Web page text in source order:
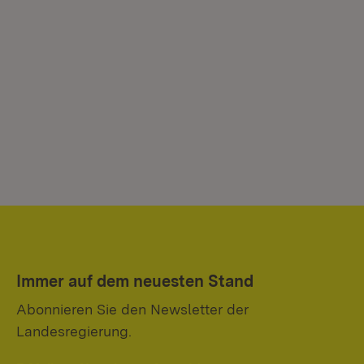
Immer auf dem neuesten Stand
Abonnieren Sie den Newsletter der
Landesregierung.